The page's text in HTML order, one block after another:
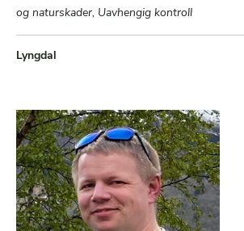
og naturskader, Uavhengig kontroll
Lyngdal